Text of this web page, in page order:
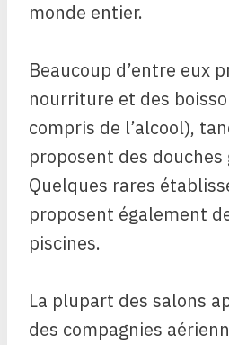
monde entier.
Beaucoup d’entre eux
nourriture et des
compris de l’alcool),
proposent des
Quelques rares
proposent également
piscines.
La plupart des salons
des compagnies